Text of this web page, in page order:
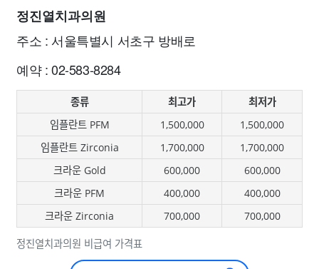
정진열치과의원
주소 : 서울특별시 서초구 방배로
예약 : 02-583-8284
정진열치과의원 비급여 가격표
종류 최고가
최저가
임플란트 PFM
1,500,000
1,500,000
임플란트 Zirconia
1,700,000
1,700,000
크라운 Gold
600,000
600,000
크라운 PFM
400,000
400,000
크라운 Zirconia
700,000 700,000